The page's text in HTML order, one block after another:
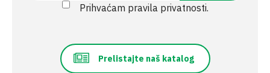
Prihvaćam pravila privatnosti.
Prelistajte naš katalog